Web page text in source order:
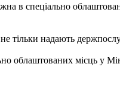
в спеціально
тільки надають
облаштованих місць у